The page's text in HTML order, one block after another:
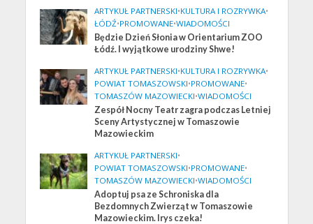
ARTYKUŁ PARTNERSKI•KULTURA I ROZRYWKA•
ŁÓDŹ•PROMOWANE•WIADOMOŚCI
Będzie Dzień Słonia w Orientarium ZOO
Łódź. I wyjątkowe urodziny Shwe!
ARTYKUŁ PARTNERSKI•KULTURA I ROZRYWKA•
POWIAT TOMASZOWSKI•PROMOWANE•
TOMASZÓW MAZOWIECKI•WIADOMOŚCI
Zespół Nocny Teatr zagra podczas Letniej
Sceny Artystycznej w Tomaszowie
Mazowieckim
ARTYKUŁ PARTNERSKI•
POWIAT TOMASZOWSKI•PROMOWANE•
TOMASZÓW MAZOWIECKI•WIADOMOŚCI
Adoptuj psa ze Schroniska dla
Bezdomnych Zwierząt w Tomaszowie
Mazowieckim. Irys czeka!